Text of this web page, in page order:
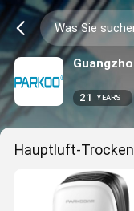
21 YEARS
Hauptluft-